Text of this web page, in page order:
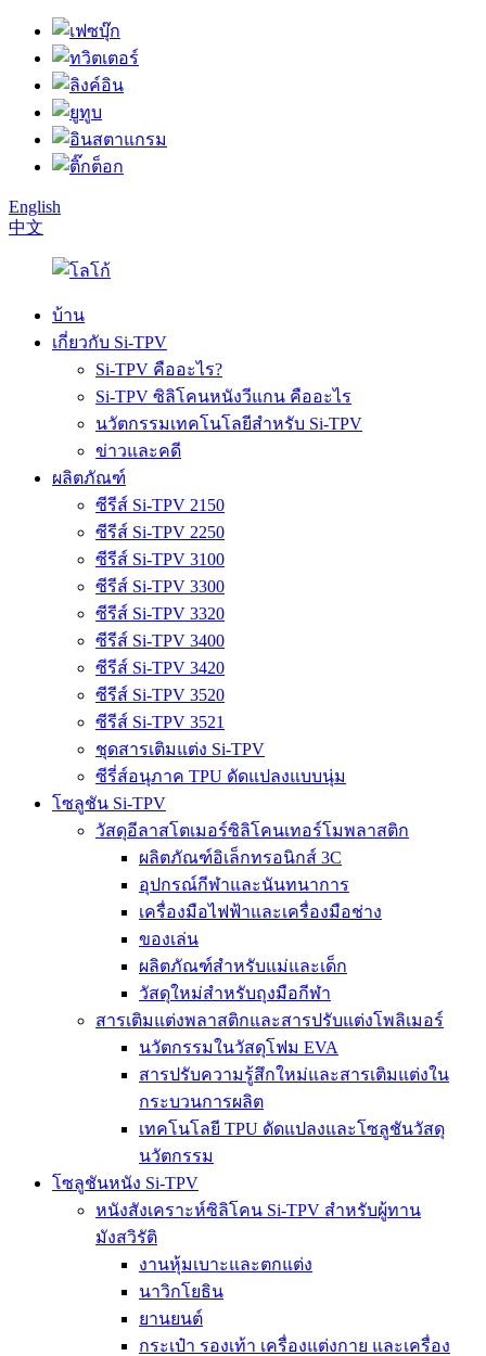
English
中文
บ้าน
เกี่ยวกับ Si-TPV
Si-TPV คืออะไร?
Si-TPV ซิลิโคนหนังวีแกน คืออะไร
นวัตกรรมเทคโนโลยีสำหรับ Si-TPV
ข่าวและคดี
ผลิตภัณฑ์
ซีรีส์ Si-TPV 2150
ซีรีส์ Si-TPV 2250
ซีรีส์ Si-TPV 3100
ซีรีส์ Si-TPV 3300
ซีรีส์ Si-TPV 3320
ซีรีส์ Si-TPV 3400
ซีรีส์ Si-TPV 3420
ซีรีส์ Si-TPV 3520
ซีรีส์ Si-TPV 3521
ชุดสารเติมแต่ง Si-TPV
ซีรี่ส์อนุภาค TPU ดัดแปลงแบบนุ่ม
โซลูชัน Si-TPV
วัสดุอีลาสโตเมอร์ซิลิโคนเทอร์โมพลาสติก
ผลิตภัณฑ์อิเล็กทรอนิกส์ 3C
อุปกรณ์กีฬาและนันทนาการ
เครื่องมือไฟฟ้าและเครื่องมือช่าง
ของเล่น
ผลิตภัณฑ์สำหรับแม่และเด็ก
วัสดุใหม่สำหรับถุงมือกีฬา
สารเติมแต่งพลาสติกและสารปรับแต่งโพลิเมอร์
นวัตกรรมในวัสดุโฟม EVA
สารปรับความรู้สึกใหม่และสารเติมแต่งใน
กระบวนการผลิต
เทคโนโลยี TPU ดัดแปลงและโซลูชันวัสดุ
นวัตกรรม
โซลูชันหนัง Si-TPV
หนังสังเคราะห์ซิลิโคน Si-TPV สำหรับผู้ทาน
มังสวิรัติ
งานหุ้มเบาะและตกแต่ง
นาวิกโยธิน
ยานยนต์
กระเป๋า รองเท้า เครื่องแต่งกาย และเครื่อง